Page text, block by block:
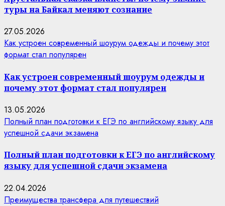
туры на Байкал меняют сознание
27.05.2026
Как устроен современный шоурум одежды и почему этот
формат стал популярен
Как устроен современный шоурум одежды и
почему этот формат стал популярен
13.05.2026
Полный план подготовки к ЕГЭ по английскому языку для
успешной сдачи экзамена
Полный план подготовки к ЕГЭ по английскому
языку для успешной сдачи экзамена
22.04.2026
Преимущества трансфера для путешествий